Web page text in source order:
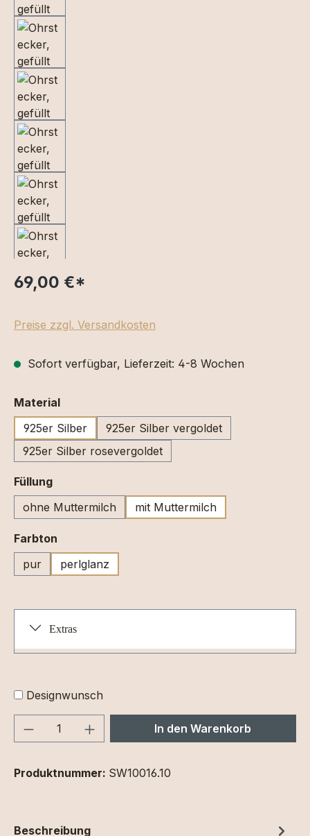
69,00 €*
Preise zzgl. Versandkosten
Sofort verfügbar, Lieferzeit: 4-8 Wochen
Materialauswählen
925er Silber
925er Silber vergoldet
925er Silber rosevergoldet
Füllungauswählen
ohne Muttermilch
mit Muttermilch
Farbton
pur
perlglanz
Extras
Designwunsch
Produkt Anzahl: Gib denIn den Warenkorb
Produktnummer: SW10016.10
Beschreibung